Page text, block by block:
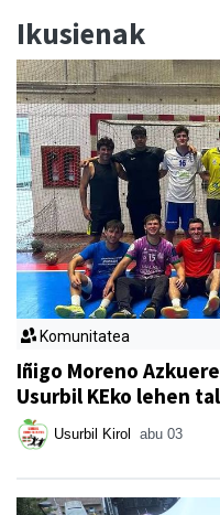
Ikusienak
Komunitatea
Iñigo Moreno
Usurbil KEko lehen
Usurbil Kirol abu 03